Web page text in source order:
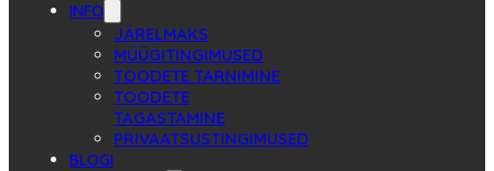
INFO
JÄRELMAKS
MÜÜGITINGIMUSED
TOODETE TARNIMINE
TOODETE
TAGASTAMINE
PRIVAATSUSTINGIMUSED
BLOGI